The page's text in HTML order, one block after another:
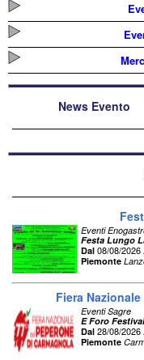
News Evento
Eventi
Festa Lungo
Dal 08/08/2026
Piemonte
Fiera
Eventi Sagre
E Foro Festival
Dal 28/08/2026
Piemonte